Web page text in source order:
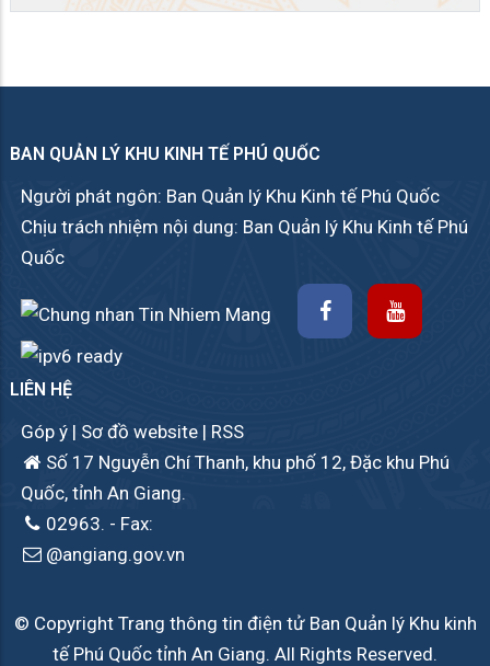
BAN QUẢN LÝ KHU KINH TẾ PHÚ QUỐC
Người phát ngôn: Ban Quản lý Khu Kinh tế Phú Quốc
Chịu trách nhiệm nội dung: Ban Quản lý Khu Kinh tế Phú
Quốc
LIÊN HỆ
Góp ý | Sơ đồ website | RSS
Số 17 Nguyễn Chí Thanh, khu phố 12, Đặc khu Phú
Quốc, tỉnh An Giang.
02963. - Fax:
@angiang.gov.vn
© Copyright Trang thông tin điện tử Ban Quản lý Khu kinh
tế Phú Quốc tỉnh An Giang. All Rights Reserved.